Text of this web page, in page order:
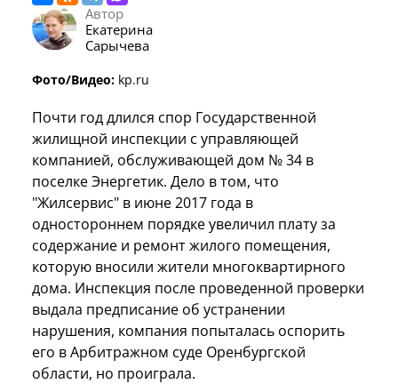
Автор
Екатерина
Сарычева
Фото/Видео: kp.ru
Почти год длился спор Государственной
жилищной инспекции с управляющей
компанией, обслуживающей дом № 34 в
поселке Энергетик. Дело в том, что
"Жилсервис" в июне 2017 года в
одностороннем порядке увеличил плату за
содержание и ремонт жилого помещения,
которую вносили жители многоквартирного
дома. Инспекция после проведенной проверки
выдала предписание об устранении
нарушения, компания попыталась оспорить
его в Арбитражном суде Оренбургской
области, но проиграла.